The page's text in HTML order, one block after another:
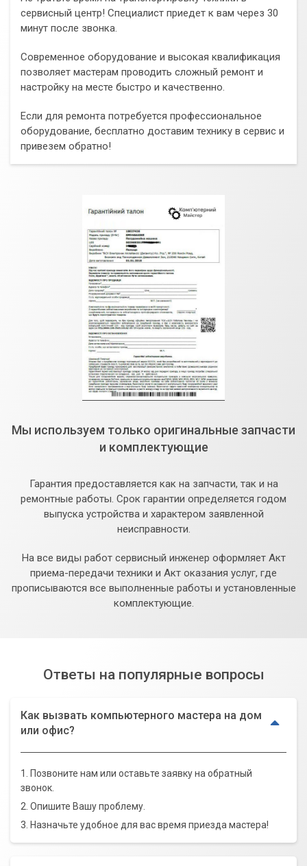
сервисный центр! Специалист приедет к вам через 30
минут после звонка.
Современное оборудование и высокая квалификация
позволяет мастерам проводить сложный ремонт и
настройку на месте быстро и качественно.
Если для ремонта потребуется профессиональное
оборудование, бесплатно доставим технику в сервис и
привезем обратно!
Мы используем только оригинальные запчасти
и комплектующие
Гарантия предоставляется как на запчасти, так и на
ремонтные работы. Срок гарантии определяется годом
выпуска устройства и характером заявленной
неисправности.
На все виды работ сервисный инженер оформляет Акт
приема-передачи техники и Акт оказания услуг, где
прописываются все выполненные работы и установленные
комплектующие.
Ответы на популярные вопросы
Как вызвать компьютерного мастера на дом
или офис?
1. Позвоните нам или оставьте заявку на обратный
звонок.
2. Опишите Вашу проблему.
3. Назначьте удобное для вас время приезда мастера!